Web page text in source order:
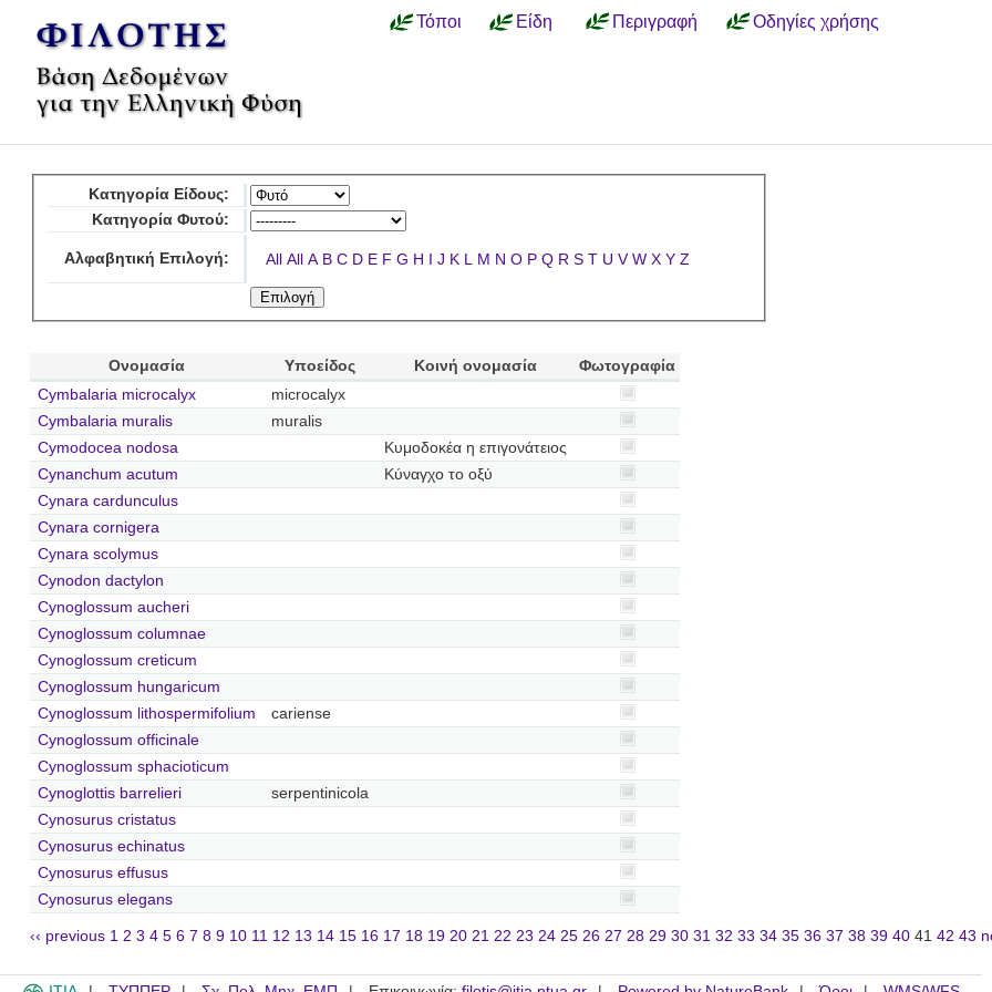
Τόποι Είδη Περιγραφή Οδηγίες χρήσης
Κατηγορία Είδους:
Κατηγορία Φυτού:
Αλφαβητική Επιλογή: All All A B C D E F G H I J K L M N O P Q R S T U V W X Y Z
Ονομασία Υποείδος Κοινή ονομασία
Φωτογραφία
Cymbalaria microcalyx
microcalyx
Cymbalaria muralis
muralis
Cymodocea nodosa
Κυμοδοκέα η επιγονάτειος
Cynanchum acutum
Κύναγχο το οξύ
Cynara cardunculus
Cynara cornigera
Cynara scolymus
Cynodon dactylon
Cynoglossum aucheri
Cynoglossum columnae
Cynoglossum creticum
Cynoglossum hungaricum
Cynoglossum lithospermifolium
cariense
Cynoglossum officinale
Cynoglossum sphacioticum
Cynoglottis barrelieri
serpentinicola
Cynosurus cristatus
Cynosurus echinatus
Cynosurus effusus
Cynosurus elegans
‹‹ previous 1 2 3 4 5 6 7 8 9 10 11 12 13 14 15 16 17 18 19 20 21 22 23 24 25 26 27 28 29 30 31 32 33 34 35 36 37 38 39 40 41 42 43